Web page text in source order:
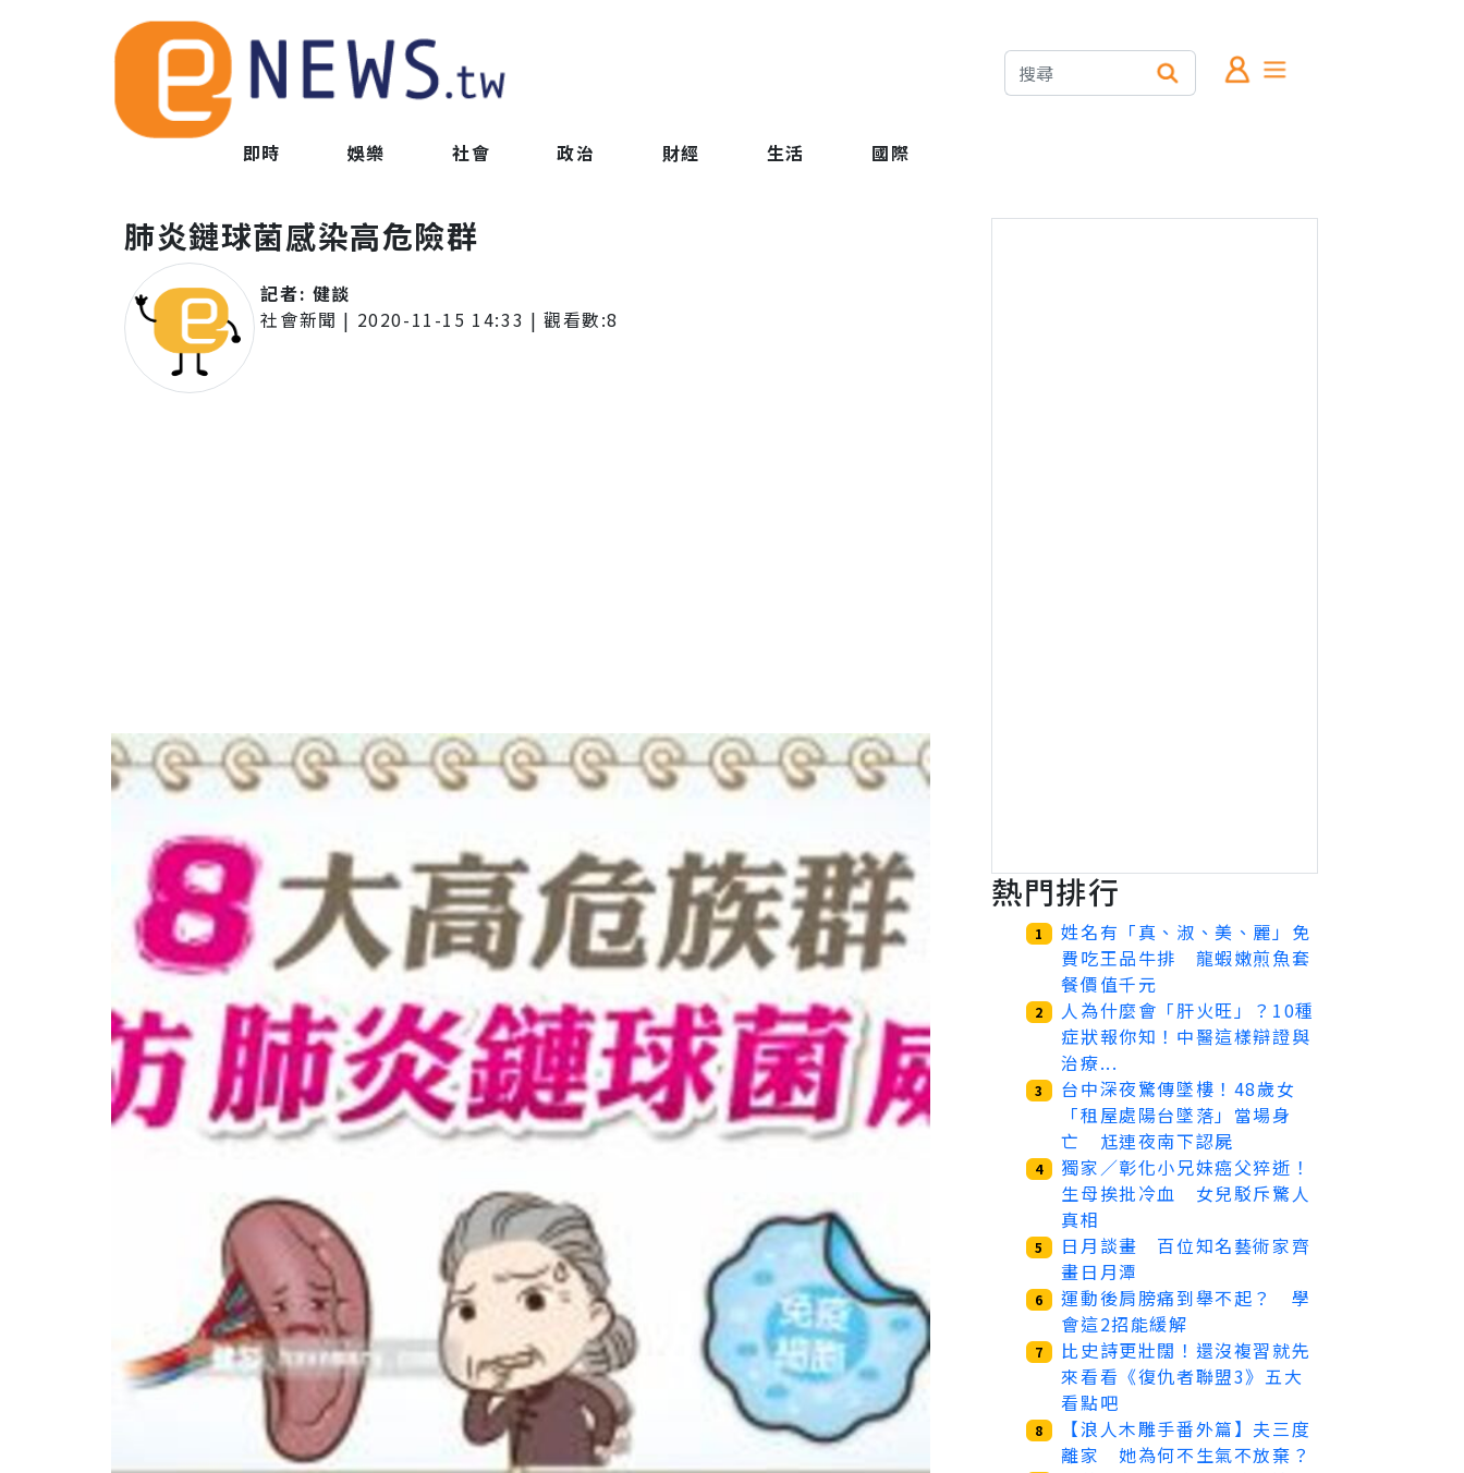
即時 娛樂 社會 政治 財經 生活 國際
肺炎鏈球菌感染高危險群
記者: 健談
社會新聞 | 2020-11-15 14:33 | 觀看數:8
熱門排行
1
姓名有「真、淑、美、麗」免
費吃王品牛排 龍蝦嫩煎魚套
餐價值千元
2
人為什麼會「肝火旺」？10種
症狀報你知！中醫這樣辯證與
治療...
3
台中深夜驚傳墜樓！48歲女
「租屋處陽台墜落」當場身
亡 尪連夜南下認屍
4
獨家／彰化小兄妹癌父猝逝！
生母挨批冷血 女兒駁斥驚人
真相
5
日月談畫 百位知名藝術家齊
畫日月潭
6
運動後肩膀痛到舉不起？ 學
會這2招能緩解
7
比史詩更壯闊！還沒複習就先
來看看《復仇者聯盟3》五大
看點吧
8
【浪人木雕手番外篇】夫三度
離家 她為何不生氣不放棄？